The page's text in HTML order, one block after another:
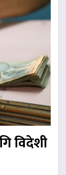
विदेशी